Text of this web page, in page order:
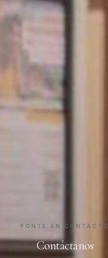
PONTE EN CONTACTO
Contáctanos